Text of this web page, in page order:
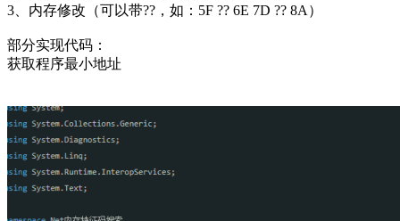
3、内存修改（可以带??，如：5F ?? 6E 7D ?? 8A）
部分实现代码：
获取程序最小地址